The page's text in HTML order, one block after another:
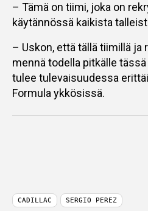
– Tämä on tiimi, joka on
käytännössä kaikista
– Uskon, että tällä tiimillä ja
mennä todella pitkälle
tulee tulevaisuudessa
Formula ykkösissä.
CADILLAC SERGIO PEREZ